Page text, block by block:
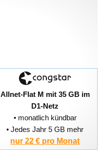
Allnet-Flat M mit 35 GB im
D1-Netz
• monatlich kündbar
• Jedes Jahr 5 GB mehr
nur 22 € pro Monat